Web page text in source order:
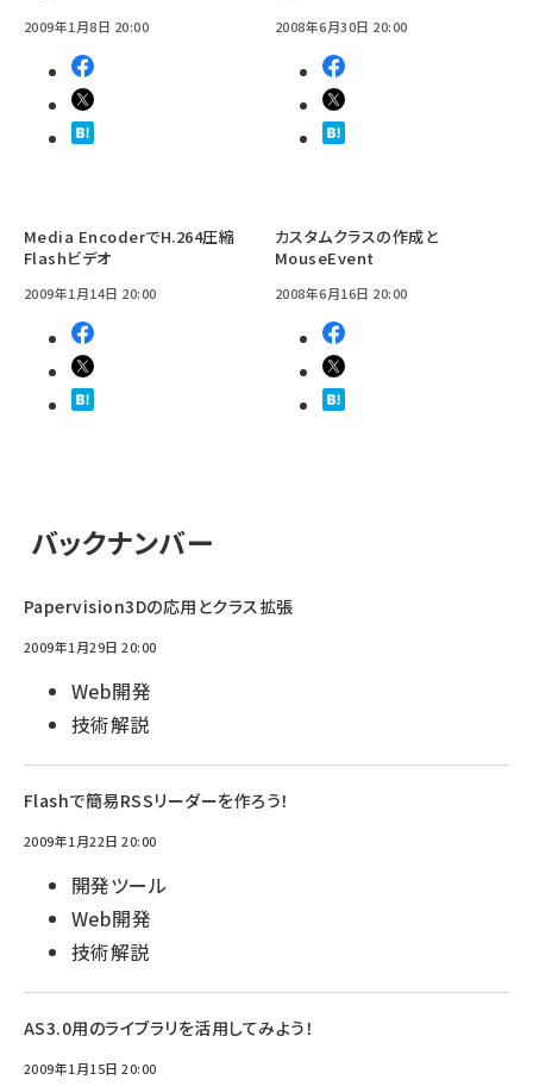
2009年1月8日 20:00 2008年6月30日 20:00
Media EncoderでH.264圧縮
Flashビデオ
2009年1月14日 20:00
カスタムクラスの作成と
MouseEvent
2008年6月16日 20:00
バックナンバー
Papervision3Dの応用とクラス拡張
2009年1月29日 20:00
Web開発
技術解説
Flashで簡易RSSリーダーを作ろう！
2009年1月22日 20:00
開発ツール
Web開発
技術解説
AS3.0用のライブラリを活用してみよう！
2009年1月15日 20:00